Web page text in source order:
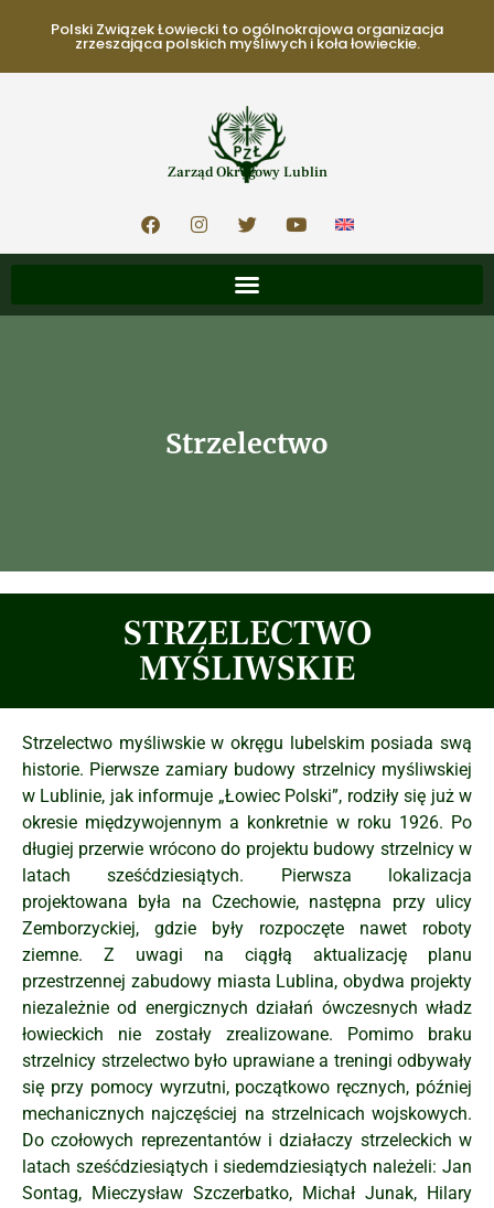
Polski Związek Łowiecki to ogólnokrajowa organizacja
zrzeszająca polskich myśliwych i koła łowieckie.
Zarząd Okręgowy Lublin
Strzelectwo
STRZELECTWO
MYŚLIWSKIE
Strzelectwo myśliwskie w okręgu lubelskim posiada swą
historie. Pierwsze zamiary budowy strzelnicy myśliwskiej
w Lublinie, jak informuje „Łowiec Polski”, rodziły się już w
okresie międzywojennym a konkretnie w roku 1926. Po
długiej przerwie wrócono do projektu budowy strzelnicy w
latach sześćdziesiątych. Pierwsza lokalizacja
projektowana była na Czechowie, następna przy ulicy
Zemborzyckiej, gdzie były rozpoczęte nawet roboty
ziemne. Z uwagi na ciągłą aktualizację planu
przestrzennej zabudowy miasta Lublina, obydwa projekty
niezależnie od energicznych działań ówczesnych władz
łowieckich nie zostały zrealizowane. Pomimo braku
strzelnicy strzelectwo było uprawiane a treningi odbywały
się przy pomocy wyrzutni, początkowo ręcznych, później
mechanicznych najczęściej na strzelnicach wojskowych.
Do czołowych reprezentantów i działaczy strzeleckich w
latach sześćdziesiątych i siedemdziesiątych należeli: Jan
Sontag, Mieczysław Szczerbatko, Michał Junak, Hilary